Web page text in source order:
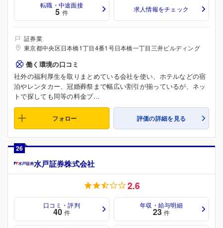
転職・中途面接
5 件 求人情報をチェック
証券業
東京都中央区日本橋1丁目4番1号日本橋一丁目三井ビルディング
働く環境の口コミ
社外の福利厚生を取りまとめている会社を使い、ホテルなどの宿
泊やレンタカー、冠婚葬祭まで幅広い割引が揃っているが、ネッ
トで探しても同等の料金プ...
フォロー 評価の詳細を見る
26
水戸証券株式会社
2.6
口コミ・評判
40 件
年収・給与明細
23 件